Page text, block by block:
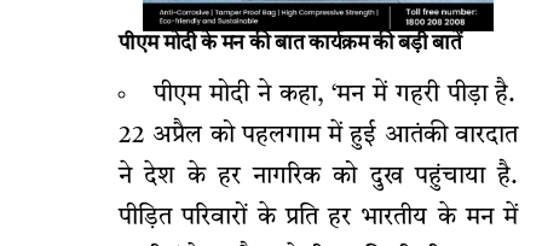
पीएम मोदी के मन की बात कार्यक्रम की बड़ी बातें
पीएम मोदी ने कहा, ‘मन में गहरी पीड़ा है.
22 अप्रैल को पहलगाम में हुई आतंकी वारदात
ने देश के हर नागरिक को दुख पहुंचाया है.
पीड़ित परिवारों के प्रति हर भारतीय के मन में